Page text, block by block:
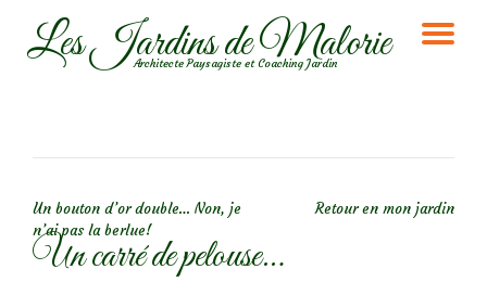
AllerLes Jardins de Malorie
Architecte Paysagiste et Coaching Jardin
Un bouton d’or double… Non, je
n’ai pas la berlue!
Retour en mon jardin
Un carré de pelouse…